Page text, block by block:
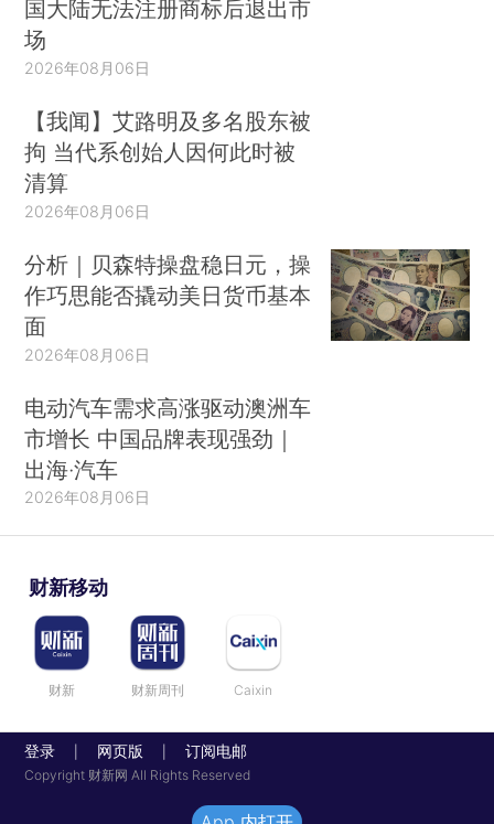
国大陆无法注册商标后退出市
场
2026年08月06日
【我闻】艾路明及多名股东被
拘 当代系创始人因何此时被
清算
2026年08月06日
分析｜贝森特操盘稳日元，操
作巧思能否撬动美日货币基本
面
2026年08月06日
电动汽车需求高涨驱动澳洲车
市增长 中国品牌表现强劲｜
出海·汽车
2026年08月06日
财新移动
财新 财新周刊 Caixin
登录 网页版 订阅电邮
Copyright 财新网 All Rights Reserved